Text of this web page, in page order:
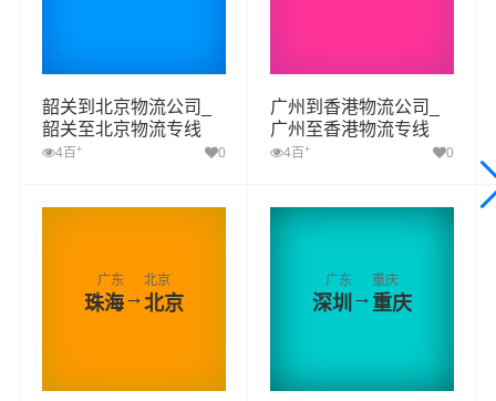
韶关到北京物流公司_
韶关至北京物流专线
4百 + 0
广州到香港物流公司_
广州至香港物流专线
4百 + 0
广东
珠海→
北京
北京
广东
深圳→
重庆
重庆